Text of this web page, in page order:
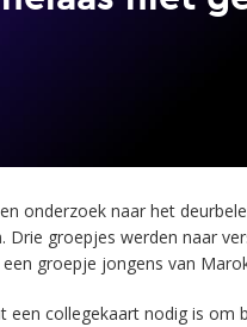
onderzoek naar het
groepjes werden naar
groepje jongens van
collegekaart nodig is om